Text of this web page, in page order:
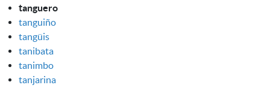
tanguero
tanguiño
tangüis
tanibata
tanimbo
tanjarina